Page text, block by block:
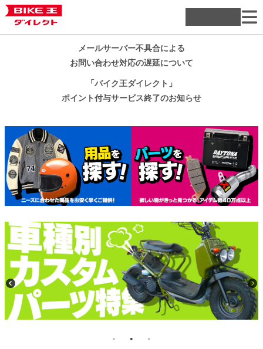
メールサーバー不具合による
お問い合わせ対応の遅延について
「バイク王ダイレクト」
ポイント付与サービス終了のお知らせ